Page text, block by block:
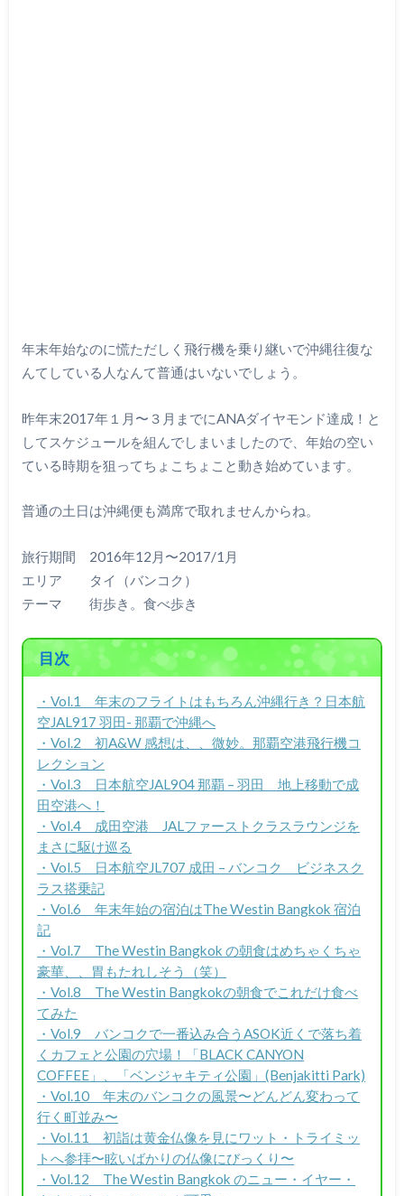
年末年始なのに慌ただしく飛行機を乗り継いで沖縄往復な
んてしている人なんて普通はいないでしょう。
昨年末2017年１月〜３月までにANAダイヤモンド達成！と
してスケジュールを組んでしまいましたので、年始の空い
ている時期を狙ってちょこちょこと動き始めています。
普通の土日は沖縄便も満席で取れませんからね。
旅行期間 2016年12月〜2017/1月
エリア タイ（バンコク）
テーマ 街歩き。食べ歩き
目次
・Vol.1 年末のフライトはもちろん沖縄行き？日本航
空JAL917 羽田- 那覇で沖縄へ
・Vol.2 初A&W 感想は、、微妙。那覇空港飛行機コ
レクション
・Vol.3 日本航空JAL904 那覇 – 羽田 地上移動で成
田空港へ！
・Vol.4 成田空港 JALファーストクラスラウンジを
まさに駆け巡る
・Vol.5 日本航空JL707 成田 – バンコク ビジネスク
ラス搭乗記
・Vol.6 年末年始の宿泊はThe Westin Bangkok 宿泊
記
・Vol.7 The Westin Bangkok の朝食はめちゃくちゃ
豪華、、胃もたれしそう（笑）
・Vol.8 The Westin Bangkokの朝食でこれだけ食べ
てみた
・Vol.9 バンコクで一番込み合うASOK近くで落ち着
くカフェと公園の穴場！「BLACK CANYON
COFFEE」、「ベンジャキティ公園」(Benjakitti Park)
・Vol.10 年末のバンコクの風景〜どんどん変わって
行く町並み〜
・Vol.11 初詣は黄金仏像を見にワット・トライミッ
トへ参拝〜眩いばかりの仏像にびっくり〜
・Vol.12 The Westin Bangkok のニュー・イヤー・